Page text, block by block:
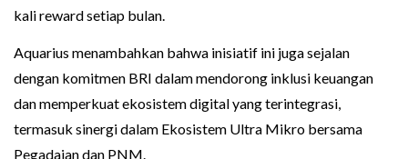
kali reward setiap bulan.
Aquarius menambahkan bahwa inisiatif ini juga sejalan
dengan komitmen BRI dalam mendorong inklusi keuangan
dan memperkuat ekosistem digital yang terintegrasi,
termasuk sinergi dalam Ekosistem Ultra Mikro bersama
Pegadaian dan PNM.